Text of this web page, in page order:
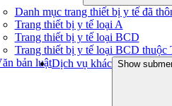
Danh mục trang thiết bị y tế đã
Trang thiết bị y tế loại A
Trang thiết bị y tế loại BCD
Trang thiết bị y tế loại BCD thuộc
bản luậtDịch vụ khác Show